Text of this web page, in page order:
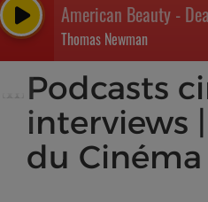
American Beauty -
Thomas Newman
Podcasts
interviews
du Cinéma